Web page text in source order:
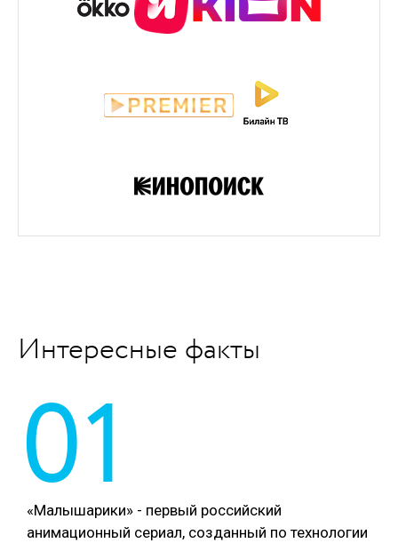
Интересные факты
01
«Малышарики» - первый российский
анимационный сериал, созданный по технологии